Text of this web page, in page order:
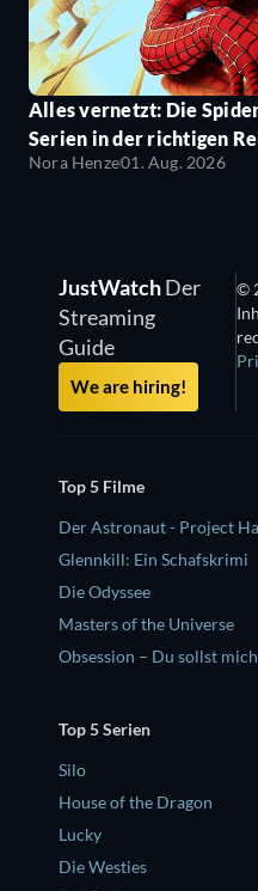
Alles vernetzt: Die
Serien in der richtigen
Nora Henze01. Aug. 2026
JustWatchDer
Streaming
Guide
We are hiring!
©
Top 5 Filme
Der Astronaut - Project
Glennkill: Ein Schafskrimi
Die Odyssee
Masters of the Universe
Obsession – Du sollst
Top 5 Serien
Silo
House of the Dragon
Lucky
Die Westies